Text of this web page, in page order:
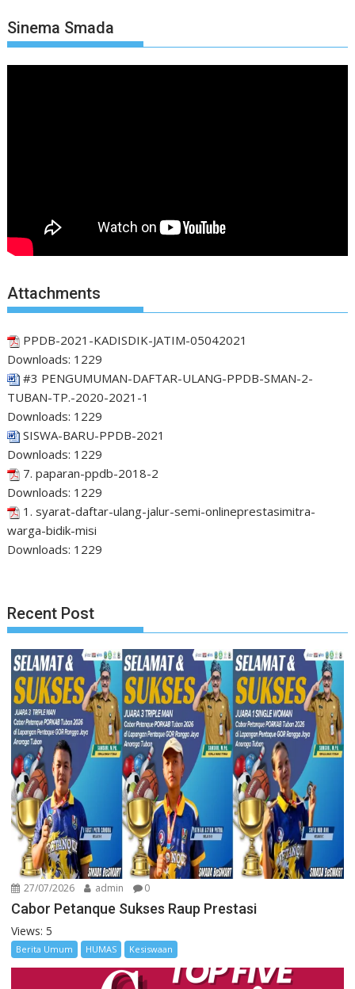
Sinema Smada
Attachments
PPDB-2021-KADISDIK-JATIM-05042021
Downloads: 1229
#3 PENGUMUMAN-DAFTAR-ULANG-PPDB-SMAN-2-
TUBAN-TP.-2020-2021-1
Downloads: 1229
SISWA-BARU-PPDB-2021
Downloads: 1229
7. paparan-ppdb-2018-2
Downloads: 1229
1. syarat-daftar-ulang-jalur-semi-onlineprestasimitra-
warga-bidik-misi
Downloads: 1229
Recent Post
27/07/2026 admin 0
Cabor Petanque Sukses Raup Prestasi
Views: 5
Berita Umum HUMAS Kesiswaan